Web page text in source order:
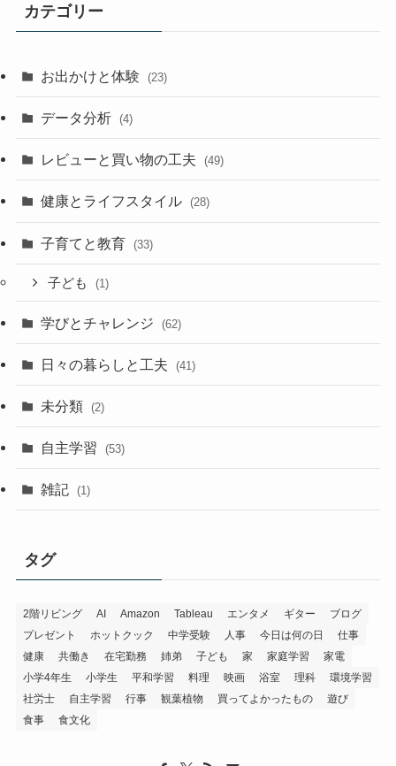
カテゴリー
お出かけと体験 (23)
データ分析 (4)
レビューと買い物の工夫 (49)
健康とライフスタイル (28)
子育てと教育 (33)
子ども (1)
学びとチャレンジ (62)
日々の暮らしと工夫 (41)
未分類 (2)
自主学習 (53)
雑記 (1)
タグ
2階リビング AI Amazon Tableau エンタメ ギター
ブログ
プレゼント
ホットクック 中学受験 人事 今日は何の日
仕事
健康
共働き 在宅勤務 姉弟 子ども 家 家庭学習
家電
小学4年生
小学生 平和学習 料理 映画 浴室 理科
環境学習
社労士
自主学習 行事 観葉植物 買ってよかったもの
遊び
食事
食文化